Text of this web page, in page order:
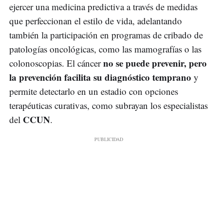
ejercer una medicina predictiva a través de medidas
que perfeccionan el estilo de vida, adelantando
también la participación en programas de cribado de
patologías oncológicas, como las mamografías o las
colonoscopias. El cáncerno se puede prevenir, pero
la prevención facilita su diagnóstico temprano y
permite detectarlo en un estadio con opciones
terapéuticas curativas, como subrayan los especialistas
del CCUN.